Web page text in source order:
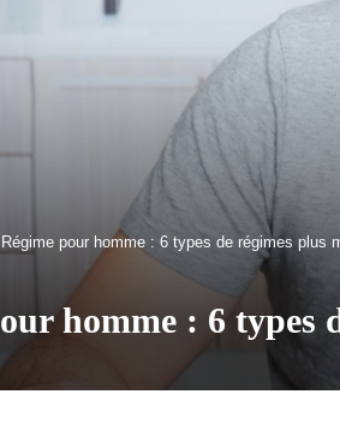
Régime pour homme : 6 types de régimes plus
homme : 6 types